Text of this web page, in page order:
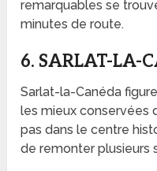
remarquables se
minutes de route.
6. SARLAT-LA-
Sarlat-la-Canéda
les mieux conservées
pas dans le centre
de remonter plusieurs